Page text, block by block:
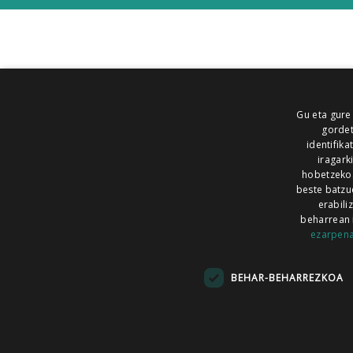
ALEA
MAILOPE NOAUA
Gu eta
hobetzeko.
beste
BEHAR-BEHARREZKOA